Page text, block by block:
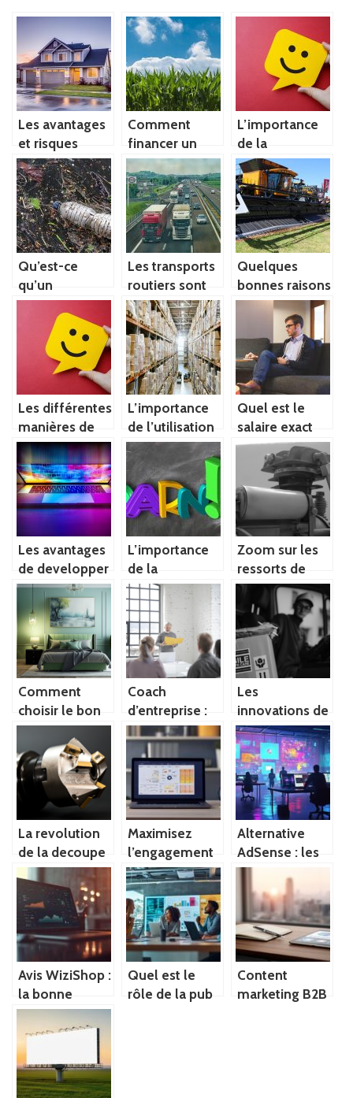
Les avantages
et risques
d’investissement
locatif ?
Comment
financer un
projet agricole
?
L’importance
de la
satisfaction
des clients
internes d’une
entreprise
Qu’est-ce
qu’un
emballage
écologique ?
Les transports
routiers sont
de plus en plus
sûrs
Quelques
bonnes raisons
d’investir dans
l’industrie
agroalimentaire
en Afrique
Les différentes
manières de
consommer du
cannabidiol
L’importance
de l’utilisation
du film etirable
dans la
palettisation
Quel est le
salaire exact
des
freelances?
Les avantages
de developper
un site web
personnalise
L’importance
de la
ludopedagogie
Zoom sur les
ressorts de
compression!
Comment
choisir le bon
theme de
decoration
d’un hotel ?
Coach
d’entreprise :
votre allie pour
reussir
professionnellement
Les
innovations de
Nantes en
mouvement :
Avancees
technologiques
au service du
transport
logistique
La revolution
de la decoupe
precise :
Explorez les
traceurs
plotter
nouvelle
generation
Maximisez
l’engagement
de votre
communaute
Facebook
Corporate
Games : guide
des creneaux
strategiques
Alternative
AdSense : les
meilleures
options de
revenus
publicitaires
pour sites web
Avis WiziShop :
la bonne
option pour
son 1er e-
commerce ?
Guide complet
du
Quel est le
rôle de la pub
Content
marketing B2B